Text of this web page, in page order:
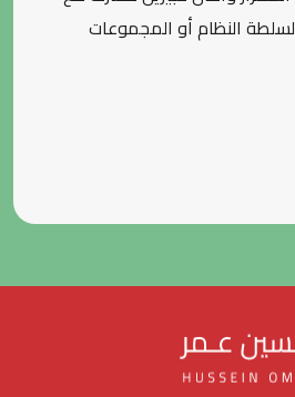
النظام أو المجموعات